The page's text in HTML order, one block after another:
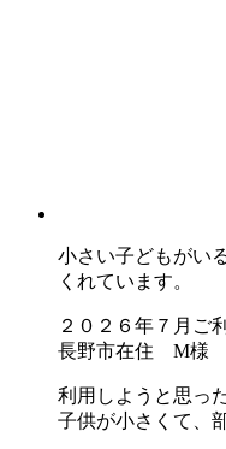
小さい子どもがい
くれています。
２０２６年７月ご
長野市在住 M様
利用しようと思っ
子供が小さくて、